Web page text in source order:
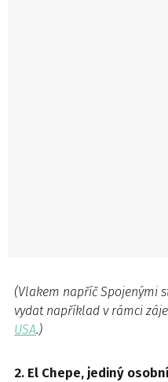
(Vlakem napříč Spojenými
vydat například v rámci
USA.)
2. El Chepe, jediný